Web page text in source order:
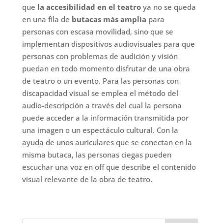
que la accesibilidad en el teatroya no se queda
en una fila de butacas más amplia para
personas con escasa movilidad, sino que se
implementan dispositivos audiovisuales para que
personas con problemas de audición y visión
puedan en todo momento disfrutar de una obra
de teatro o un evento. Para las personas con
discapacidad visual se emplea el método del
audio-descripción a través del cual la persona
puede acceder a la información transmitida por
una imagen o un espectáculo cultural. Con la
ayuda de unos auriculares que se conectan en la
misma butaca, las personas ciegas pueden
escuchar una voz en off que describe el contenido
visual relevante de la obra de teatro.